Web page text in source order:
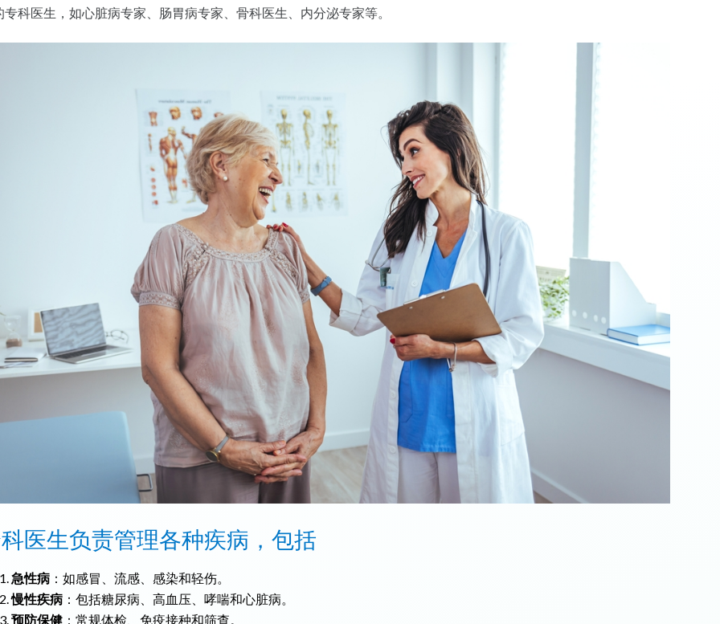
专科医生，如心脏病专家、肠胃病专家、骨科医生、内分泌专家等。
医生负责管理各种疾病，包括
急性病 ：如感冒、流感、感染和轻伤。
慢性疾病 ：包括糖尿病、高血压、哮喘和心脏病。
预防保健 ：常规体检、免疫接种和筛查。